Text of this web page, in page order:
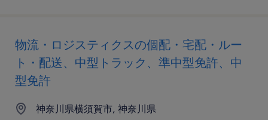
物流・ロジスティクスの個配・宅配・ルー
ト・配送、中型トラック、準中型免許、中
型免許
神奈川県横須賀市, 神奈川県